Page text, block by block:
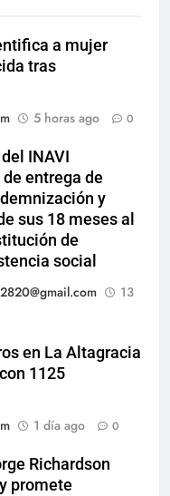
a mujer
tras
5 horas ago 0
INAVI
entrega de
y
sus 18 meses al
de
social
13
en La Altagracia
1125
1 día ago 0
Richardson
promete